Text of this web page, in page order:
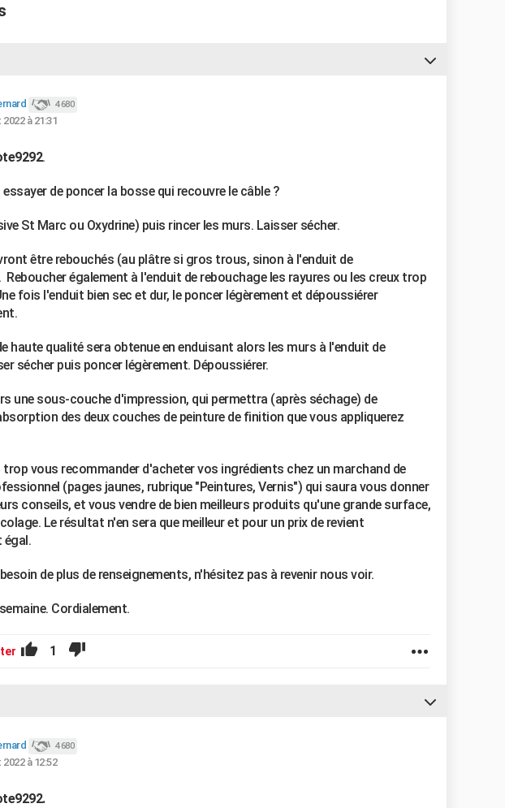
4 680
à 21:31
.
de poncer la bosse qui recouvre le câble ?
St Marc ou Oxydrine) puis rincer les murs. Laisser sécher.
être rebouchés (au plâtre si gros trous, sinon à l'enduit de
Reboucher également à l'enduit de rebouchage les rayures ou les creux trop
fois l'enduit bien sec et dur, le poncer légèrement et dépoussiérer
haute qualité sera obtenue en enduisant alors les murs à l'enduit de
sécher puis poncer légèrement. Dépoussiérer.
une sous-couche d'impression, qui permettra (après séchage) de
des deux couches de peinture de finition que vous appliquerez
trop vous recommander d'acheter vos ingrédients chez un marchand de
(pages jaunes, rubrique "Peintures, Vernis") qui saura vous donner
conseils, et vous vendre de bien meilleurs produits qu'une grande surface,
Le résultat n'en sera que meilleur et pour un prix de revient
égal.
de plus de renseignements, n'hésitez pas à revenir nous voir.
Cordialement.
1
4 680
à 12:52